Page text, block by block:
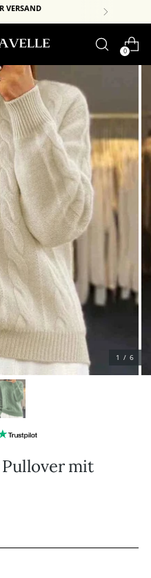
JETZT UNSERE NEUE KOLLEKTION
0
1 / 6
mit